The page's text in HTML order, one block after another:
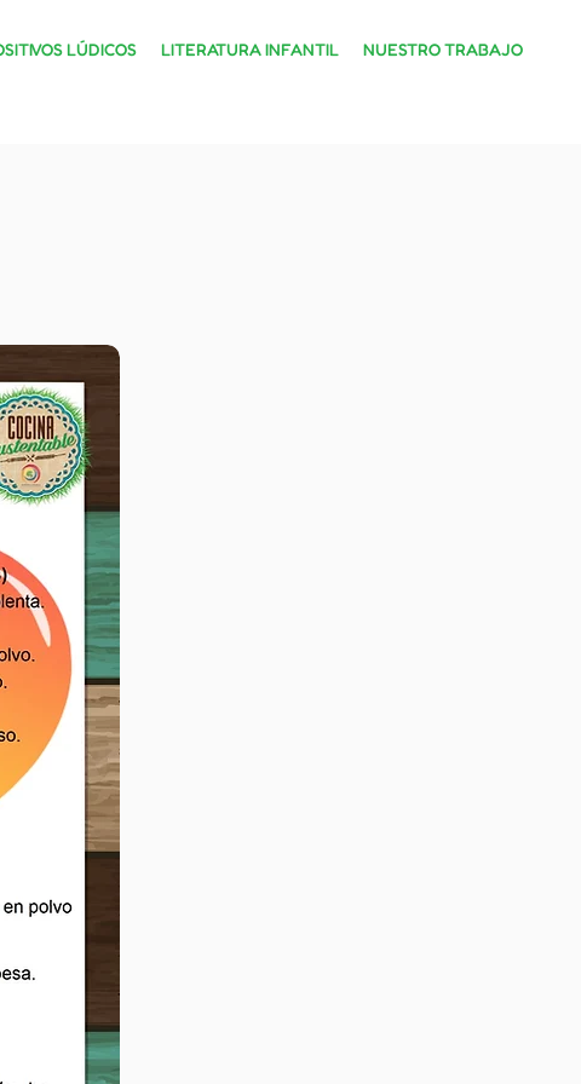
LÚDICOS LITERATURA INFANTIL NUESTRO TRABAJO